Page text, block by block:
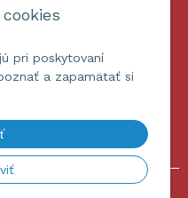
pri poskytovaní
a zapamätať si
údajov
cez UNIobchod,webhosting